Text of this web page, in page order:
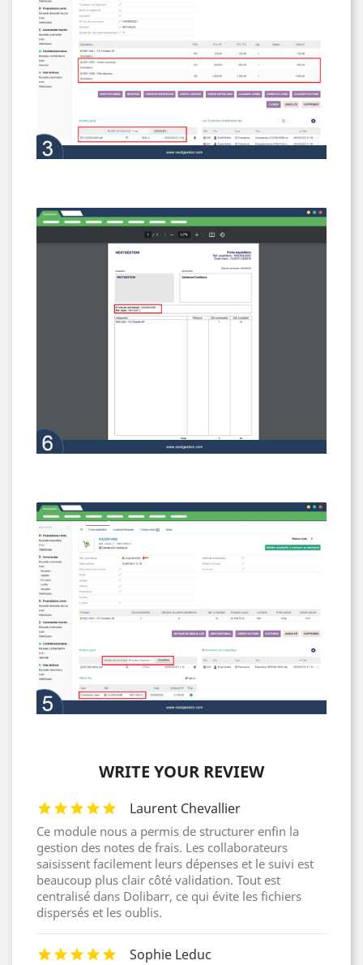
WRITE YOUR REVIEW
Laurent Chevallier
Ce module nous a permis de structurer enfin la
gestion des notes de frais. Les collaborateurs
saisissent facilement leurs dépenses et le suivi est
beaucoup plus clair côté validation. Tout est
centralisé dans Dolibarr, ce qui évite les fichiers
dispersés et les oublis.
Sophie Leduc